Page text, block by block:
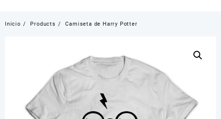
Inicio Products Camiseta de Harry Potter